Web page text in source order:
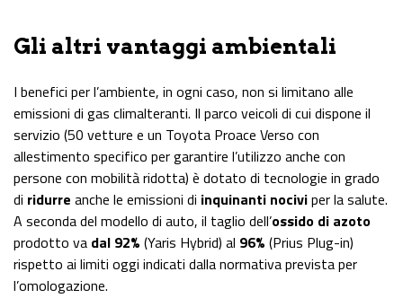
Gli altri vantaggi ambientali
I benefici per l’ambiente, in ogni caso, non si limitano alle
emissioni di gas climalteranti. Il parco veicoli di cui dispone il
servizio (50 vetture e un Toyota Proace Verso con
allestimento specifico per garantire l’utilizzo anche con
persone con mobilità ridotta) è dotato di tecnologie in grado
di ridurre anche le emissioni di inquinanti nociviper la salute.
A seconda del modello di auto, il taglio dell’ossido di azoto
prodotto va dal 92% (Yaris Hybrid) al 96% (Prius Plug-in)
rispetto ai limiti oggi indicati dalla normativa prevista per
l’omologazione.